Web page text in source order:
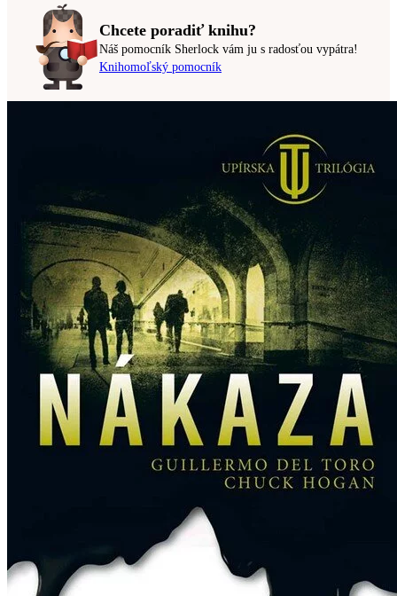
Chcete poradiť knihu?
Náš pomocník Sherlock vám ju s radosťou vypátra!
Knihomoľský pomocník